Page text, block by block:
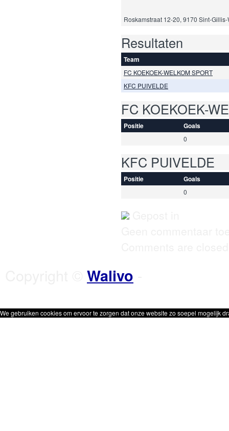
Roskamstraat 12-20, 9170 Sint-
Resultaten
Team
FC KOEKOEK-WELKOM SPORT
KFC PUIVELDE
FC KOEKOEK-
Positie Goals
0
KFC PUIVELDE
Positie Goals
0
Walivo
We gebruiken cookies om ervoor te zorgen dat onze website zo soepel mogelijk